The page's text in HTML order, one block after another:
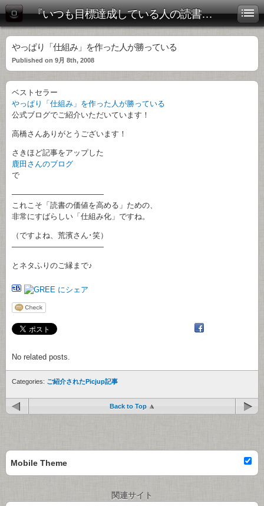
『いつも目標達成している人の読書術』公式ブログ
やっぱり「仕組み」を作った人が勝っている
Published on 9月 8th, 2008
ベストセラー
やっぱり「仕組み」を作った人が勝っている
公式ブログでご紹介いただいています！
高橋さんありがとうございます！
さきほど記事をアップした
鹿田さんのブログ
で
————————————
これこそ「読書の価値を高める」ための、
非常にすばらしい「仕組み化」ですね。
（ですよね、荒濱さん･笑）
————————————
とネタふりのご縁まで♪
No related posts.
Categories: ご紹介されたPicjup記事
Back to Top
Mobile Theme
関連サイト